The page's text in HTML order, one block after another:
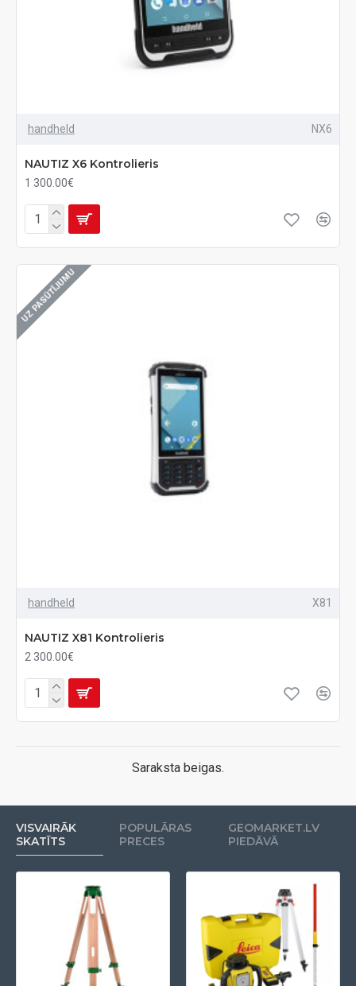
handheld NX6
NAUTIZ X6 Kontrolieris
1 300.00€
UZ PASŪTĪJUMU
handheld X81
NAUTIZ X81 Kontrolieris
2 300.00€
Saraksta beigas.
VISVAIRĀK
SKATĪTS
POPULĀRAS
PRECES
GEOMARKET.LV
PIEDĀVĀ